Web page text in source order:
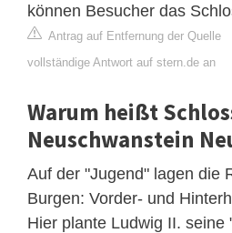
können Besucher das
Antrag auf Entfernung der Quelle
vollständige Antwort auf stern.de an
Warum heißt
Neuschwanstein
Auf der "Jugend" lagen die
Burgen: Vorder- und
Hier plante Ludwig II. seine